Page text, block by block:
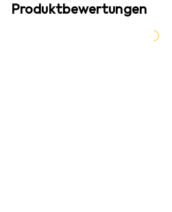
Produktbewertungen